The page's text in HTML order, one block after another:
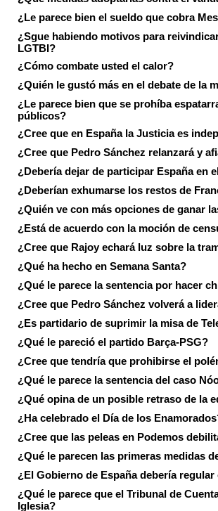
¿Le parece bien el sueldo que cobra
¿Sgue habiendo motivos para
LGTBI?
¿Cómo combate usted el calor?
¿Quién le gustó más en el debate de la
¿Le parece bien que se prohíba
públicos?
¿Cree que en España la Justicia es
¿Cree que Pedro Sánchez relanzará y
¿Debería dejar de participar España en
¿Deberían exhumarse los restos de
¿Quién ve con más opciones de ganar
¿Está de acuerdo con la moción de
¿Cree que Rajoy echará luz sobre la
¿Qué ha hecho en Semana Santa?
¿Qué le parece la sentencia por hacer
¿Cree que Pedro Sánchez volverá a
¿Es partidario de suprimir la misa de
¿Qué le pareció el partido Barça-PSG?
¿Cree que tendría que prohibirse el
¿Qué le parece la sentencia del caso
¿Qué opina de un posible retraso de la
¿Ha celebrado el Día de los
¿Cree que las peleas en Podemos
¿Qué le parecen las primeras medidas
¿El Gobierno de España debería
¿Qué le parece que el Tribunal de
Iglesia?